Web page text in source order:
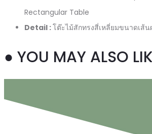
Rectangular Table
Detail :โต๊ะไม้สักทรงสี่เหลี่ยมขนาดเส้น
● YOU MAY ALSO